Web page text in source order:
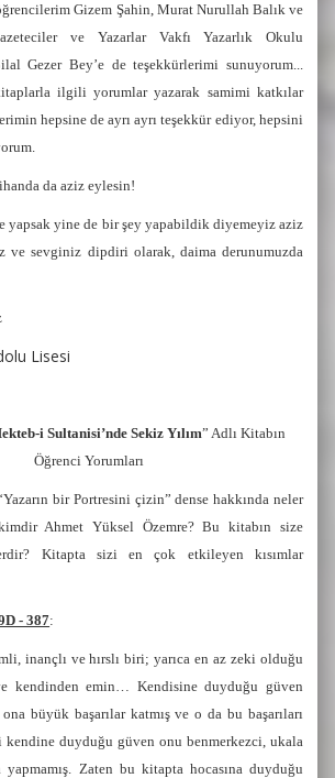
Gizem Şahin, Murat Nurullah Balık ve
ve Yazarlar Vakfı Yazarlık Okulu
Gezer Bey’e de teşekkürlerimi sunuyorum...
ilgili yorumlar yazarak samimi katkılar
hepsine de ayrı ayrı teşekkür ediyor, hepsini
da aziz eylesin!
yapsak yine de bir şey yapabildik diyemeyiz aziz
ve sevginiz dipdiri olarak, daima derunumuzda
Lisesi
i Sultanisi’nde Sekiz Yılım” Adlı Kitabın
Öğrenci Yorumları
bir Portresini çizin” dense hakkında neler
Ahmet Yüksel Özemre? Bu kitabın size
Kitapta sizi en çok etkileyen kısımlar
- 387:
inançlı ve hırslı biri; yarıca en az zeki olduğu
kendinden emin… Kendisine duyduğu güven
büyük başarılar katmış ve o da bu başarıları
kendine duyduğu güven onu benmerkezci, ukala
yapmamış. Zaten bu kitapta hocasına duyduğu